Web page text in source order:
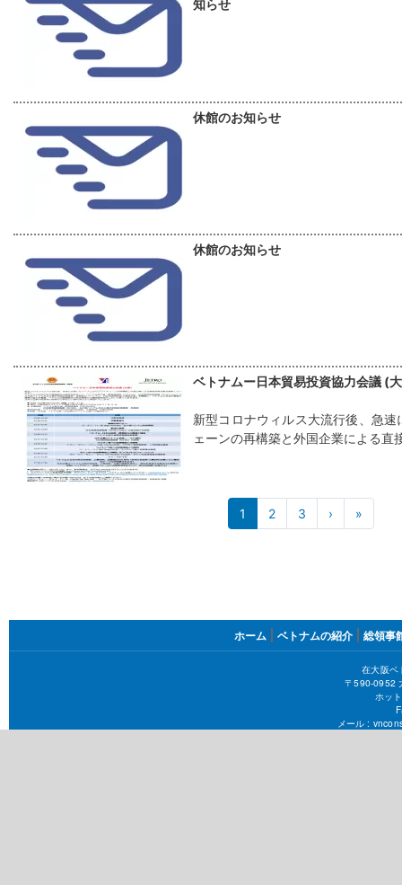
知らせ
休館のお知らせ
休館のお知らせ
ベトナムー日本貿易投資協力会議 (
新型コロナウィルス大流行後、急
ェーンの再構築と外国企業による直
1 2 3 ›
ペ
»
終
FOOTER
MENU
ホーム ベトナムの紹介 総領事
在大阪ベ
〒590-0952
ホッ
メール :